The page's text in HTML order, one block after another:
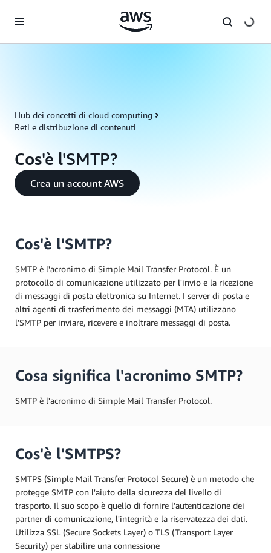
Hub dei concetti di cloud computing
Reti e distribuzione di contenuti
Cos'è l'SMTP?
Crea un account AWS
Cos'è l'SMTP?
SMTP è l'acronimo di Simple Mail Transfer Protocol. È un
protocollo di comunicazione utilizzato per l'invio e la ricezione
di messaggi di posta elettronica su Internet. I server di posta e
altri agenti di trasferimento dei messaggi (MTA) utilizzano
l'SMTP per inviare, ricevere e inoltrare messaggi di posta.
Cosa significa l'acronimo SMTP?
SMTP è l'acronimo di Simple Mail Transfer Protocol.
Cos'è l'SMTPS?
SMTPS (Simple Mail Transfer Protocol Secure) è un metodo che
protegge SMTP con l'aiuto della sicurezza del livello di
trasporto. Il suo scopo è quello di fornire l'autenticazione dei
partner di comunicazione, l'integrità e la riservatezza dei dati.
Utilizza SSL (Secure Sockets Layer) o TLS (Transport Layer
Security) per stabilire una connessione